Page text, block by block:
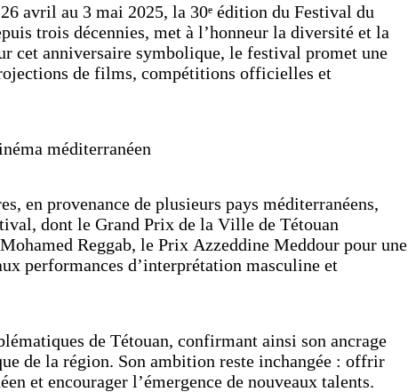
avril au 3 mai 2025, la 30ᵉ édition du Festival du
trois décennies, met à l’honneur la diversité et la
cet anniversaire symbolique, le festival promet une
de films, compétitions officielles et
méditerranéen
en provenance de plusieurs pays méditerranéens,
dont le Grand Prix de la Ville de Tétouan
Reggab, le Prix Azzeddine Meddour pour une
performances d’interprétation masculine et
de Tétouan, confirmant ainsi son ancrage
de la région. Son ambition reste inchangée : offrir
et encourager l’émergence de nouveaux talents.